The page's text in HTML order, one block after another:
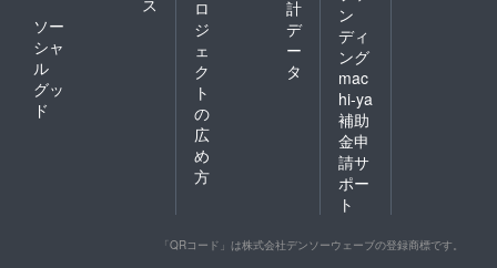
ソー
シャ
ル
グッ
ド
ロ
ジ
ェ
ク
ト
の
広
め
方
計
デ
ー
タ
ン
ディ
ング
mac
hi-ya
補助
金申
請サ
ポー
ト
「QRコード」は株式会社デンソーウェーブの登録商標です。